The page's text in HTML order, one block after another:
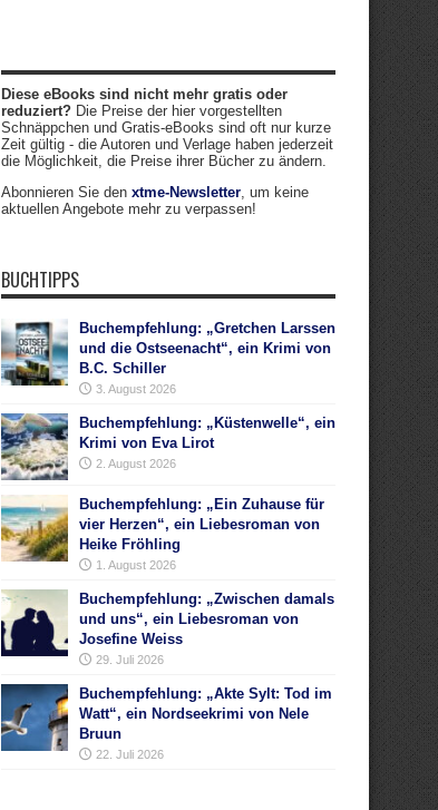
Diese eBooks sind nicht mehr gratis oder
reduziert? Die Preise der hier vorgestellten
Schnäppchen und Gratis-eBooks sind oft nur kurze
Zeit gültig - die Autoren und Verlage haben jederzeit
die Möglichkeit, die Preise ihrer Bücher zu ändern.
Abonnieren Sie den xtme-Newsletter, um keine
aktuellen Angebote mehr zu verpassen!
BUCHTIPPS
Buchempfehlung: „Gretchen Larssen
und die Ostseenacht“, ein Krimi von
B.C. Schiller
3. August 2026
Buchempfehlung: „Küstenwelle“, ein
Krimi von Eva Lirot
2. August 2026
Buchempfehlung: „Ein Zuhause für
vier Herzen“, ein Liebesroman von
Heike Fröhling
1. August 2026
Buchempfehlung: „Zwischen damals
und uns“, ein Liebesroman von
Josefine Weiss
29. Juli 2026
Buchempfehlung: „Akte Sylt: Tod im
Watt“, ein Nordseekrimi von Nele
Bruun
22. Juli 2026